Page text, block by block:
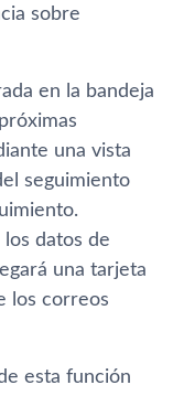
sobre
en la bandeja
una vista
seguimiento
datos de
una tarjeta
los correos
esta función